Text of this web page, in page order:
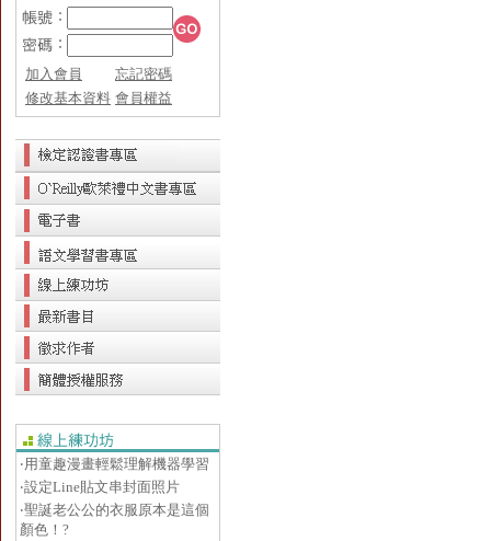
加入會員
忘記密碼
修改基本資料 會員權益
‧用童趣漫畫輕鬆理解機器學習
‧設定Line貼文串封面照片
‧聖誕老公公的衣服原本是這個
顏色！?